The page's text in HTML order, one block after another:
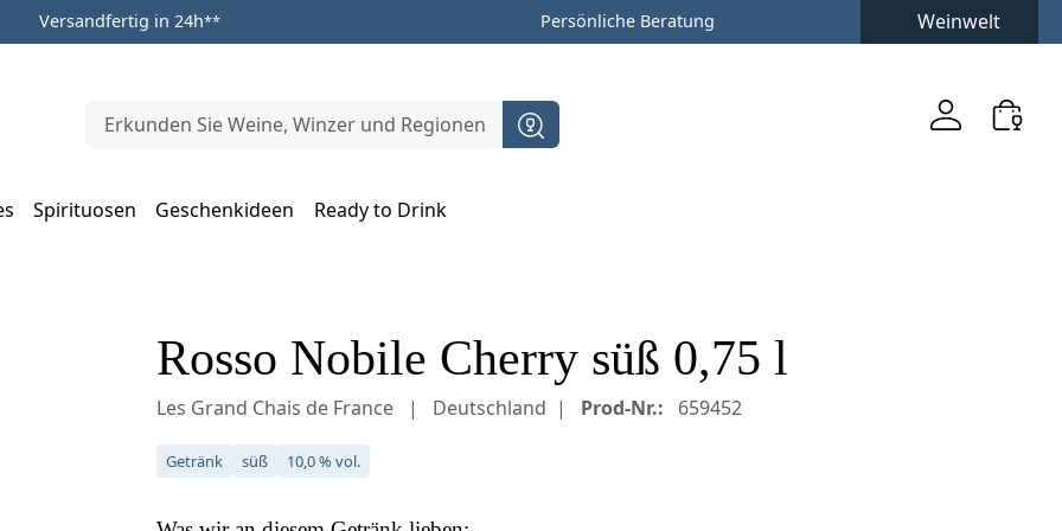
Versandfertig in 24h** Persönliche Beratung Weinwelt
Spirituosen Geschenkideen
Ready to Drink
Rosso Nobile Cherry süß 0,75 l
Les Grand Chais de France Deutschland Prod-Nr.: 659452
Getränk süß 10,0 % vol.